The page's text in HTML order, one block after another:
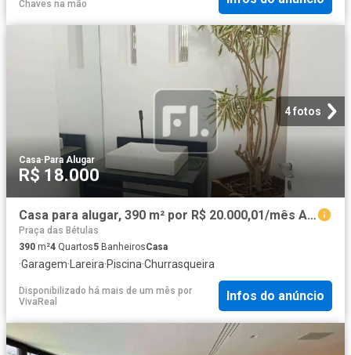
Chaves na mão
4 fotos
Casa· Para Alugar
R$ 18.000
Casa para alugar, 390 m² por R$ 20.000,01/mês Alphaville 02 Barueri/SP
Praça das Bétulas
390 m²4 Quartos5 BanheirosCasa
·Garagem· Lareira·Piscina·Churrasqueira
Disponibilizado há mais de um mês por
VivaReal
Infos do anúncio